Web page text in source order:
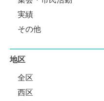
実績
その他
地区
全区
西区